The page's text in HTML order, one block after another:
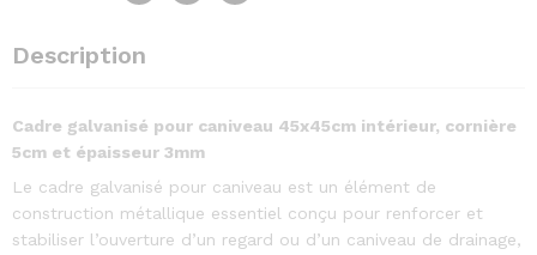
Description
Cadre galvanisé pour caniveau 45x45cm intérieur, cornière
5cm et épaisseur 3mm
Le cadre galvanisé pour caniveau est un élément de
construction métallique essentiel conçu pour renforcer et
stabiliser l’ouverture d’un regard ou d’un caniveau de drainage,